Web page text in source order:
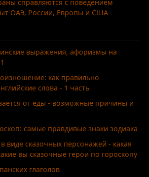
справляются с поведением
ОАЭ, России, Европы и США
выражения, афоризмы на
как правильно
слова - 1 часть
от еды - возможные причины и
самые правдивые знаки зодиака
виде сказочных персонажей - какая
вы сказочные герои по гороскопу
глаголов